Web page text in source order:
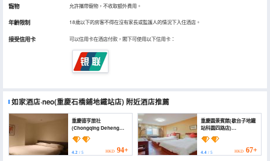
寵物 允許攜帶寵物，不收取額外費用。
年齡限制 18歲以下的房客不得在沒有家長或監護人的情況下入住酒店。
接受信用卡 可以信用卡在酒店付款，閣下可使用以下信用卡：
如家酒店·neo(重慶石橋鋪地鐵站店) 附近酒店推薦
重慶德亨旅社
(Chongqing Deheng
Hotel)
4.2 / 5 HKD 94+
重慶園景賓館(歇台子地鐵
站科園四路店)
(Chongqing Yuanjing
Hotel (Xietaizi Metro
Station Keyuan 4th
Road Branch))
4.4/ 5 HKD 67+